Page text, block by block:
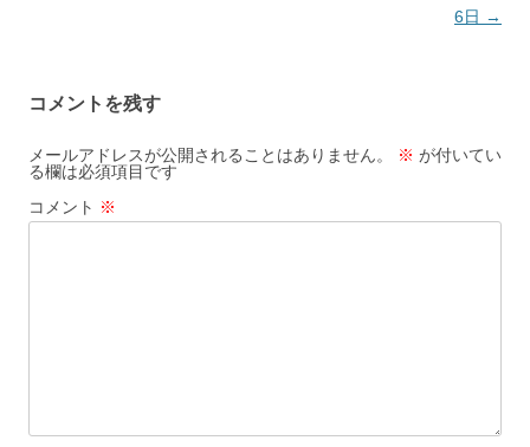
ゲ
ー
シ
ョ
6日 →
コメントを残す
メールアドレスが公開されることはありません。 ※ が付いてい
る欄は必須項目です
コメント ※